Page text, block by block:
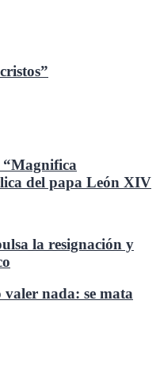
“Magnifica
del papa León XIV
la resignación y
valer nada: se mata